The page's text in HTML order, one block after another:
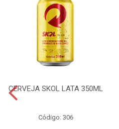
CERVEJA SKOL LATA 350ML
Código: 306